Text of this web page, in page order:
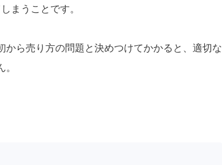
まうことです。
から売り方の問題と決めつけてかかると、適切な